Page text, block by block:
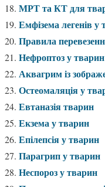
МРТ та КТ для
Емфізема легенів у
Правила
Нефроптоз у тварин
Аквагрим із
Остеомаляція у
Евтаназія тварин
Екзема у тварин
Епілепсія у тварин
Парагрип у тварин
Неспороз у тварин